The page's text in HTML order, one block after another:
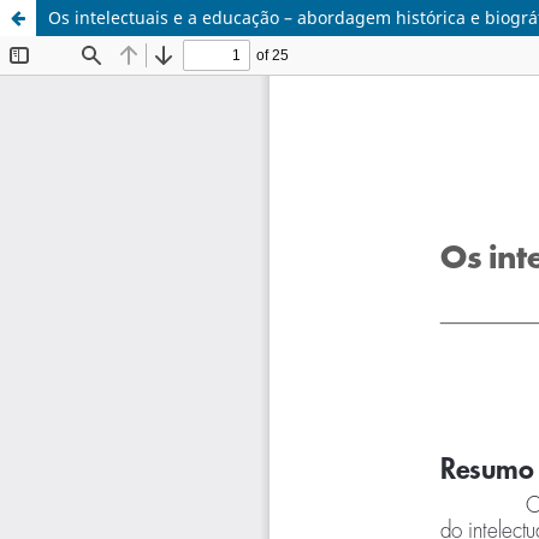
Os intelectuais e a educação – abordagem histórica e